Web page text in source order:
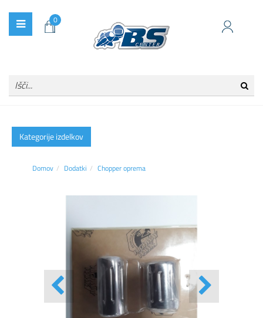
0
Kategorije izdelkov
Domov Dodatki Chopper oprema